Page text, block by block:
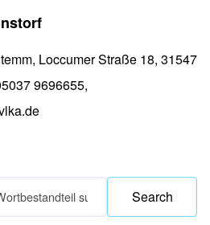
Loccumer Straße 18, 31547
9696655,